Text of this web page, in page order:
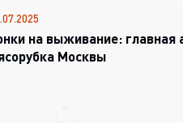
на выживание: главная
Москвы